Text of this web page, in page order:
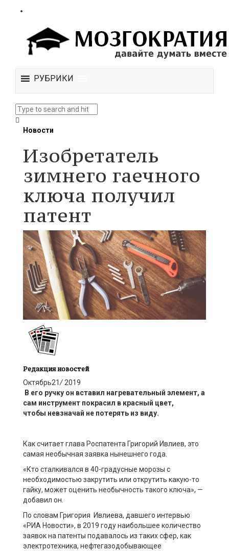
РУБРИКИ
Новости
Изобретатель
зимнего гаечного
ключа получил
патент
Редакция новостей
Октябрь21/ 2019
В его ручку он вставил нагревательный элемент, а
сам инструмент покрасил в красный цвет,
чтобы невзначай не потерять из виду.
Как считает глава Роспатента Григорий Ивлиев, это
самая необычная заявка нынешнего года.
«Кто сталкивался в 40-градусные морозы с
необходимостью закрутить или открутить какую-то
гайку, может оценить необычность такого ключа», —
добавил он.
По словам Григория Ивлиева, давшего интервью
«РИА Новости», в 2019 году наибольшее количество
заявок на патенты подавалось из таких сфер, как
электротехника, нефтегазодобывающее